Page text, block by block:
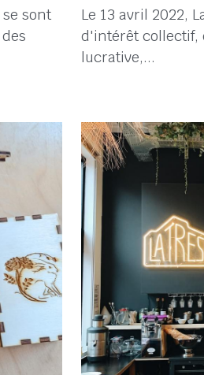
Retour
19 avril 2022
·
lucrative,...